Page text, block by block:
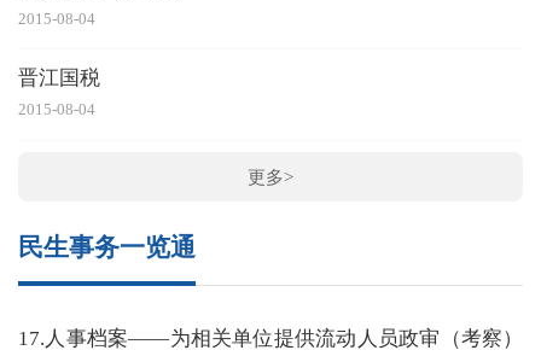
2015-08-04
晋江国税
2015-08-04
更多>
民生事务一览通
17.人事档案——为相关单位提供流动人员政审（考察）